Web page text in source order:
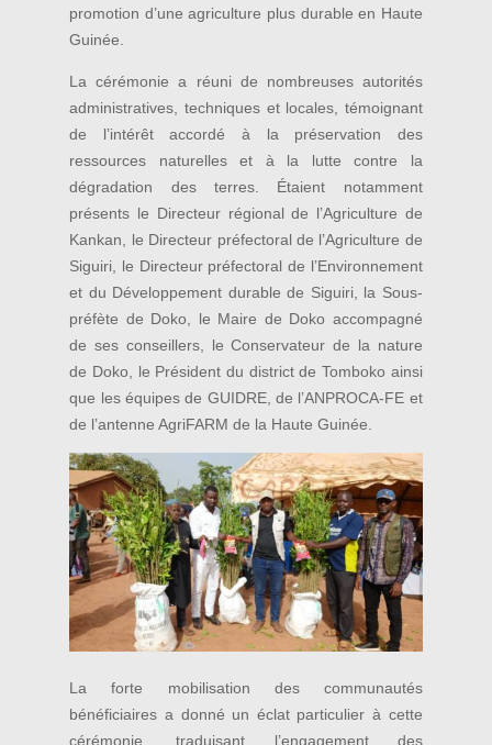
promotion d’une agriculture plus durable en Haute
Guinée.
La cérémonie a réuni de nombreuses autorités
administratives, techniques et locales, témoignant
de l’intérêt accordé à la préservation des
ressources naturelles et à la lutte contre la
dégradation des terres. Étaient notamment
présents le Directeur régional de l’Agriculture de
Kankan, le Directeur préfectoral de l’Agriculture de
Siguiri, le Directeur préfectoral de l’Environnement
et du Développement durable de Siguiri, la Sous-
préfète de Doko, le Maire de Doko accompagné
de ses conseillers, le Conservateur de la nature
de Doko, le Président du district de Tomboko ainsi
que les équipes de GUIDRE, de l’ANPROCA-FE et
de l’antenne AgriFARM de la Haute Guinée.
La forte mobilisation des communautés
bénéficiaires a donné un éclat particulier à cette
cérémonie, traduisant l’engagement des